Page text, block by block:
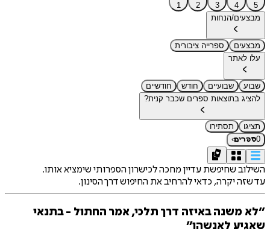
5
4
3
2
1
מבצעים/הנחות
מבצעים
ספרייה ציבורית
עלו לאתר
שבוע שבועיים חודש
חודשיים
להציג בתוצאות ספרים שכבר קנית?
תציגו
תסתירו
0ספרים›
השילוב שחיפשת עדיין מחכה לכישרון הספרותי שימציא אותו.
עד שזה יקרה, כדאי להרחיב את החיפוש דרך הסינון.
״לא משנה באיזה דרך תלכי, אמר החתול - בתנאי
שאגיע לאנשהו״